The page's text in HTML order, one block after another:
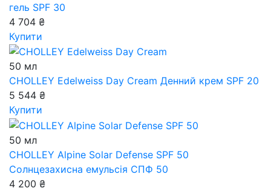
гель SPF 30
4 704 ₴
Купити
50 мл
CHOLLEY Edelweiss Day Cream Денний крем SPF 20
5 544 ₴
Купити
50 мл
CHOLLEY Alpine Solar Defense SPF 50
Солнцезахисна емульсія СПФ 50
4 200 ₴